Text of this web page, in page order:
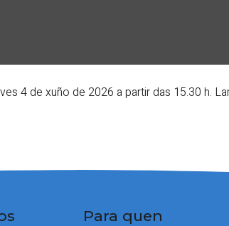
4 de xuño de 2026 a partir das 15.30 h.
Para quen